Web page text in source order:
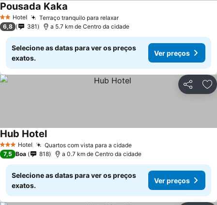
2 Estrelas
Hotel Terraço tranquilo para relaxarVer preços
Pousada Kaka
6,8 381 a 5.7 km de Centro da cidade
Selecione as datas para ver os preços
exatos.
Ver preços
Partilhar
3 EstrelasHotel Quartos com vista para a cidadeVer preços
Hub HotelVer preços
7,5 Boa 818 a 0.7 km de Centro da cidade
Selecione as datas para ver os preços
exatos.
Ver preços